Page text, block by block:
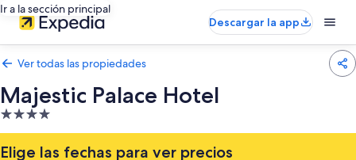
Ir a la sección principal
Descargar la app
Ver todas las propiedades
Majestic Palace Hotel
Propiedad
de
4.0
Elige las fechas para ver precios